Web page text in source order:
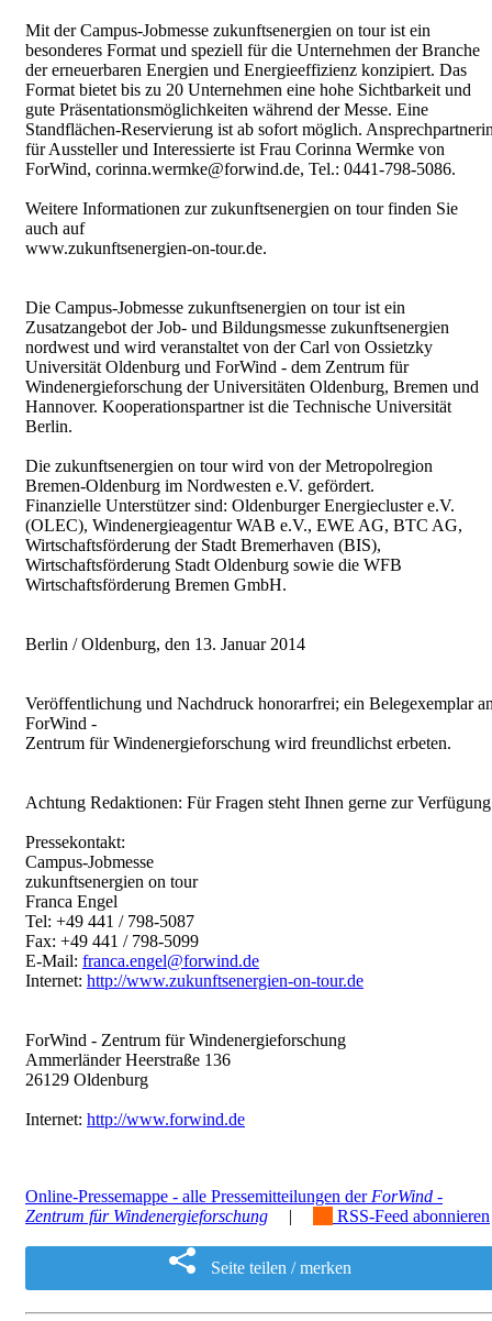
Mit der Campus-Jobmesse zukunftsenergien on tour ist ein
besonderes Format und speziell für die Unternehmen der Branche
der erneuerbaren Energien und Energieeffizienz konzipiert. Das
Format bietet bis zu 20 Unternehmen eine hohe Sichtbarkeit und
gute Präsentationsmöglichkeiten während der Messe. Eine
Standflächen-Reservierung ist ab sofort möglich.
für Aussteller und Interessierte ist Frau Corinna Wermke von
ForWind, corinna.wermke@forwind.de, Tel.: 0441-798-5086.
Weitere Informationen zur zukunftsenergien on tour finden Sie
auch auf
www.zukunftsenergien-on-tour.de.
Die Campus-Jobmesse zukunftsenergien on tour ist ein
Zusatzangebot der Job- und Bildungsmesse zukunftsenergien
nordwest und wird veranstaltet von der Carl von Ossietzky
Universität Oldenburg und ForWind - dem Zentrum für
Windenergieforschung der Universitäten Oldenburg, Bremen und
Hannover. Kooperationspartner ist die Technische Universität
Berlin.
Die zukunftsenergien on tour wird von der Metropolregion
Bremen-Oldenburg im Nordwesten e.V. gefördert.
Finanzielle Unterstützer sind: Oldenburger Energiecluster e.V.
(OLEC), Windenergieagentur WAB e.V., EWE AG, BTC AG,
Wirtschaftsförderung der Stadt Bremerhaven (BIS),
Wirtschaftsförderung Stadt Oldenburg sowie die WFB
Wirtschaftsförderung Bremen GmbH.
Berlin / Oldenburg, den 13. Januar 2014
Veröffentlichung und Nachdruck honorarfrei; ein Belegexemplar
ForWind -
Zentrum für Windenergieforschung wird freundlichst erbeten.
Achtung Redaktionen: Für Fragen steht Ihnen gerne zur Verfügung
Pressekontakt:
Campus-Jobmesse
zukunftsenergien on tour
Franca Engel
Tel: +49 441 / 798-5087
Fax: +49 441 / 798-5099
E-Mail: franca.engel@forwind.de
Internet: http://www.zukunftsenergien-on-tour.de
ForWind - Zentrum für Windenergieforschung
Ammerländer Heerstraße 136
26129 Oldenburg
Internet: http://www.forwind.de
Online-Pressemappe - alle Pressemitteilungen der ForWind -
Zentrum für Windenergieforschung
| RSS-Feed abonnieren
Seite teilen / merken